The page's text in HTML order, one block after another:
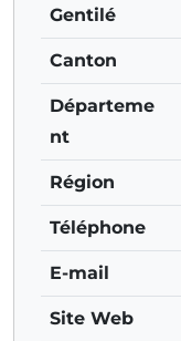
Gentilé
Canton
Départeme
nt
Région
Téléphone
E-mail
Site Web